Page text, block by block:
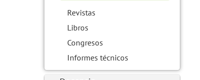
Revistas
Libros
Congresos
Informes técnicos